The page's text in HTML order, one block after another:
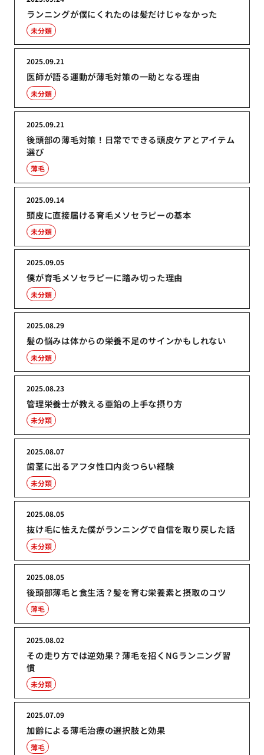
ランニングが僕にくれたのは髪だけじゃなかった
未分類
医師が語る運動が薄毛対策の一助となる理由
2025.09.21
未分類
後頭部の薄毛対策！日常でできる頭皮ケアとアイテム
選び
2025.09.21
薄毛
頭皮に直接届ける育毛メソセラピーの基本
2025.09.14
未分類
僕が育毛メソセラピーに踏み切った理由
2025.09.05
未分類
髪の悩みは体からの栄養不足のサインかもしれない
2025.08.29
未分類
管理栄養士が教える亜鉛の上手な摂り方
2025.08.23
未分類
歯茎に出るアフタ性口内炎つらい経験
2025.08.07
未分類
抜け毛に怯えた僕がランニングで自信を取り戻した話
2025.08.05
未分類
後頭部薄毛と食生活？髪を育む栄養素と摂取のコツ
2025.08.05
薄毛
その走り方では逆効果？薄毛を招くNGランニング習
慣
2025.08.02
未分類
加齢による薄毛治療の選択肢と効果
2025.07.09
薄毛